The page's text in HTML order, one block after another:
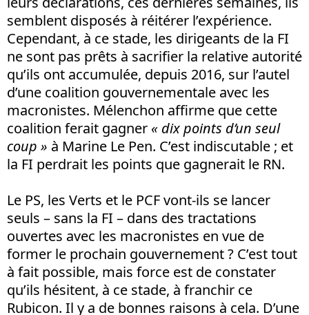
semblent disposés à réitérer l’expérience.
Cependant, à ce stade, les dirigeants de la FI
ne sont pas prêts à sacrifier la relative autorité
qu’ils ont accumulée, depuis 2016, sur l’autel
d’une coalition gouvernementale avec les
macronistes. Mélenchon affirme que cette
coalition ferait gagner « dix points d’un seul
coup » à Marine Le Pen. C’est indiscutable ; et
la FI perdrait les points que gagnerait le RN.
Le PS, les Verts et le PCF vont-ils se lancer
seuls – sans la FI – dans des tractations
ouvertes avec les macronistes en vue de
former le prochain gouvernement ? C’est tout
à fait possible, mais force est de constater
qu’ils hésitent, à ce stade, à franchir ce
Rubicon. Il y a de bonnes raisons à cela. D’une